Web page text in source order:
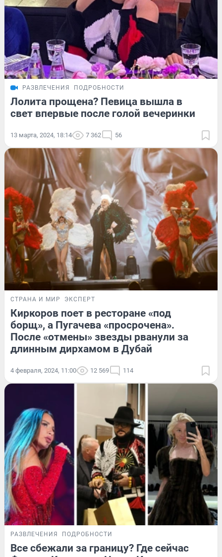
РАЗВЛЕЧЕНИЯ ПОДРОБНОСТИ
Лолита прощена? Певица вышла в
свет впервые после голой вечеринки
13 марта, 2024, 18:14 7 362 56
СТРАНА И МИР ЭКСПЕРТ
Киркоров поет в ресторане «под
борщ», а Пугачева «просрочена».
После «отмены» звезды рванули за
длинным дирхамом в Дубай
4 февраля, 2024, 11:00 12 569 114
РАЗВЛЕЧЕНИЯ ПОДРОБНОСТИ
Все сбежали за границу? Где сейчас